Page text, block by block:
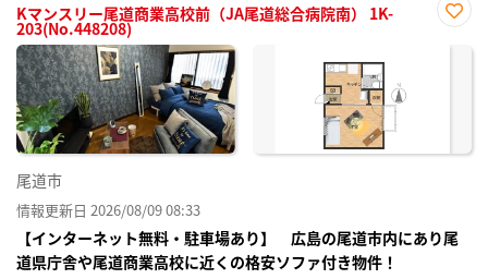
Kマンスリー尾道商業高校前（JA尾道総合病院南） 1K-
203(No.448208)
に入
尾道市
情報更新日 2026/08/09 08:33
【インターネット無料・駐車場あり】 広島の尾道市内にあり尾
道県庁舎や尾道商業高校に近くの格安ソファ付き物件！